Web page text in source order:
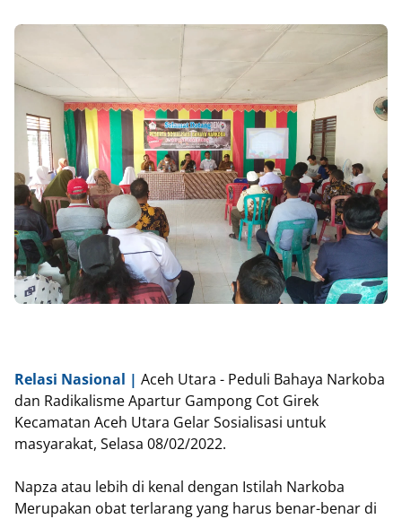
Relasi Nasional | Aceh Utara - Peduli Bahaya Narkoba
dan Radikalisme Apartur Gampong Cot Girek
Kecamatan Aceh Utara Gelar Sosialisasi untuk
masyarakat, Selasa 08/02/2022.
Napza atau lebih di kenal dengan Istilah Narkoba
Merupakan obat terlarang yang harus benar-benar di